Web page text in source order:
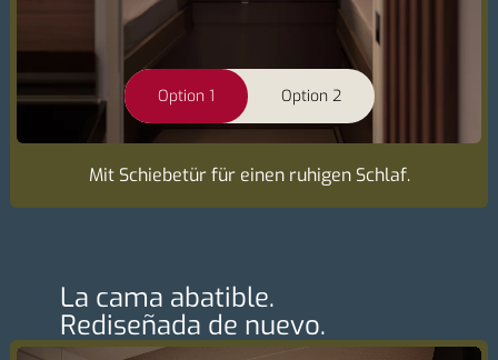
Option 1 Option 2
Mit Schiebetür für einen ruhigen Schlaf.
La cama abatible.
Rediseñada de nuevo.